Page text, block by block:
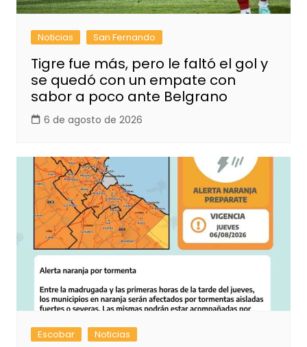
Noticias San Fernando
Tigre fue más, pero le faltó el gol y
se quedó con un empate con
sabor a poco ante Belgrano
6 de agosto de 2026
Escobar Noticias